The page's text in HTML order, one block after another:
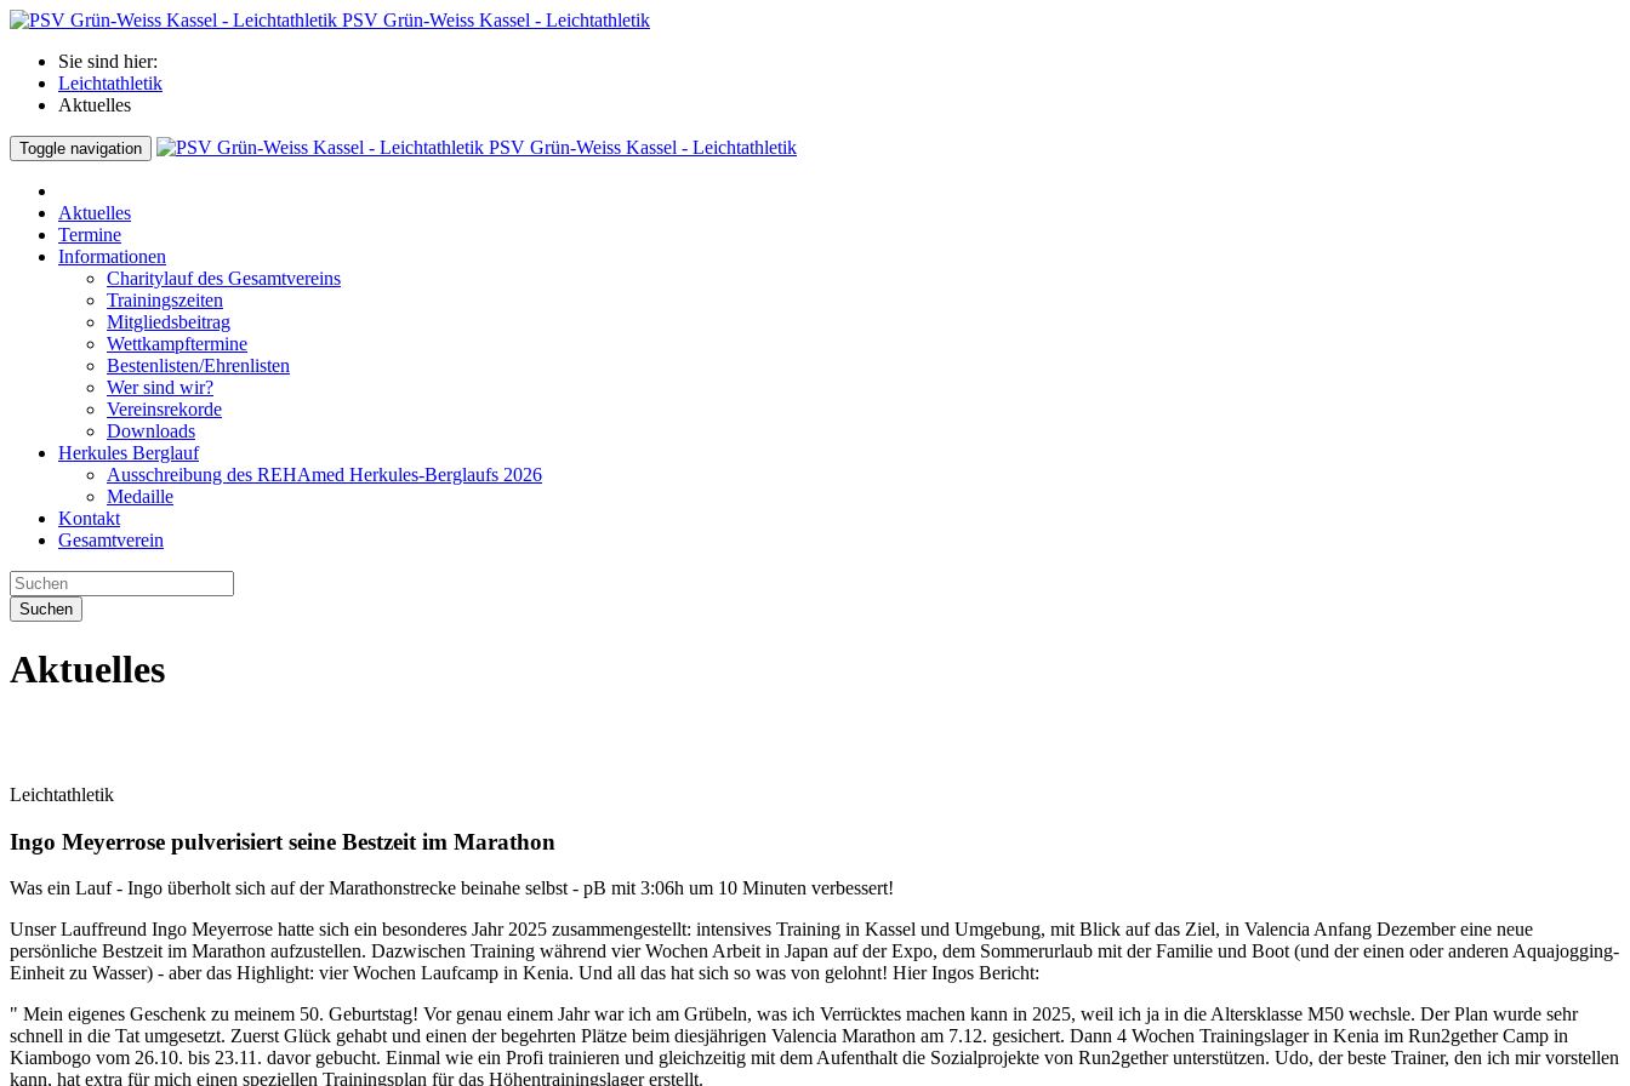
PSV Grün-Weiss Kassel - Leichtathletik
Sie sind hier:
Leichtathletik
Aktuelles
Toggle navigation PSV Grün-Weiss Kassel - Leichtathletik
Aktuelles
Termine
Informationen
Charitylauf des Gesamtvereins
Trainingszeiten
Mitgliedsbeitrag
Wettkampftermine
Bestenlisten/Ehrenlisten
Wer sind wir?
Vereinsrekorde
Downloads
Herkules Berglauf
Ausschreibung des REHAmed Herkules-Berglaufs 2026
Medaille
Kontakt
Gesamtverein
Suchen
Aktuelles
Leichtathletik
Ingo Meyerrose pulverisiert seine Bestzeit im Marathon
Was ein Lauf - Ingo überholt sich auf der Marathonstrecke beinahe selbst - pB mit 3:06h um 10 Minuten verbessert!
Unser Lauffreund Ingo Meyerrose hatte sich ein besonderes Jahr 2025 zusammengestellt: intensives Training in Kassel und Umgebung, mit Blick auf das Ziel, in Valencia Anfang Dezember eine neue
persönliche Bestzeit im Marathon aufzustellen. Dazwischen Training während vier Wochen Arbeit in Japan auf der Expo, dem Sommerurlaub mit der Familie und Boot (und der einen oder anderen Aquajogging-
Einheit zu Wasser) - aber das Highlight: vier Wochen Laufcamp in Kenia. Und all das hat sich so was von gelohnt! Hier Ingos Bericht:
" Mein eigenes Geschenk zu meinem 50. Geburtstag! Vor genau einem Jahr war ich am Grübeln, was ich Verrücktes machen kann in 2025, weil ich ja in die Altersklasse M50 wechsle. Der Plan wurde sehr
schnell in die Tat umgesetzt. Zuerst Glück gehabt und einen der begehrten Plätze beim diesjährigen Valencia Marathon am 7.12. gesichert. Dann 4 Wochen Trainingslager in Kenia im Run2gether Camp in
Kiambogo vom 26.10. bis 23.11. davor gebucht. Einmal wie ein Profi trainieren und gleichzeitig mit dem Aufenthalt die Sozialprojekte von Run2gether unterstützen. Udo, der beste Trainer, den ich mir vorstellen
kann, hat extra für mich einen speziellen Trainingsplan für das Höhentrainingslager erstellt.